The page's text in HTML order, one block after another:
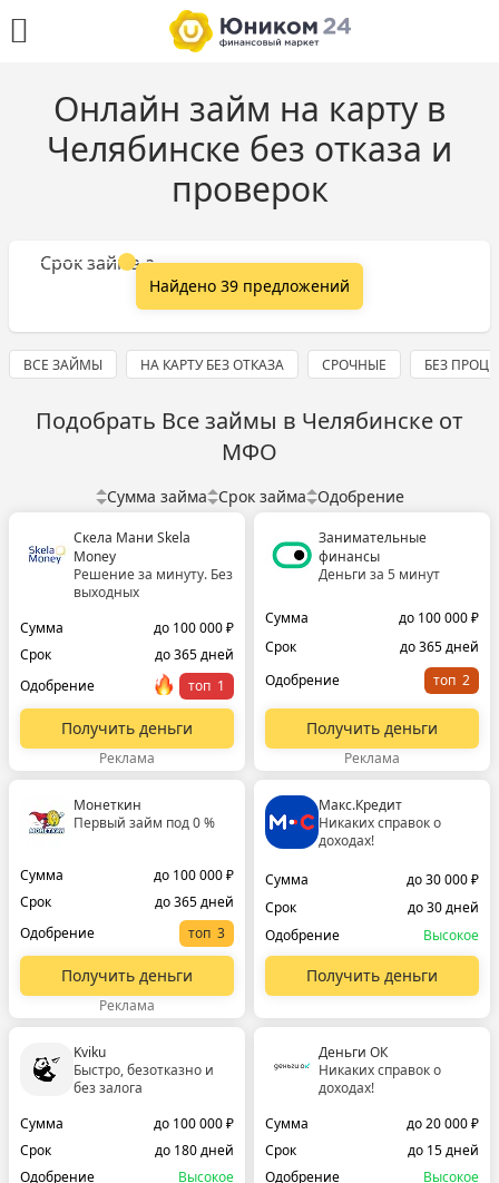
Онлайн займ на карту в
Челябинске без отказа и
проверок
Сумма займа
Срок займа
Найдено 39 предложений
ВСЕ ЗАЙМЫ НА КАРТУ БЕЗ ОТКАЗА СРОЧНЫЕ БЕЗ
Подобрать Все займы в Челябинске от
МФО
Сумма займа Срок займа Одобрение
Скела Мани Skela
Money
Решение за минуту. Без
выходных
Сумма
до 100 000 ₽
Срок
до 365 дней
Одобрение
топ
Получить деньги
Реклама
Занимательные
финансы
Деньги за 5 минут
Сумма
до 100 000 ₽
Срок
до 365 дней
Одобрение
топ
Получить деньги
Реклама
Монеткин
Первый займ под 0 %
Сумма
до 100 000 ₽
Срок
до 365 дней
Одобрение
топ
Получить деньги
Реклама
Макс.Кредит
Никаких справок о
доходах!
Сумма
до 30 000 ₽
Срок
до 30 дней
Одобрение
Высокое
Получить деньги
Kviku
Быстро, безотказно и
без залога
Сумма
до 100 000 ₽
Срок
до 180 дней
Одобрение
Высокое
Деньги ОК
Никаких справок о
доходах!
Сумма
до 20 000 ₽
Срок
до 15 дней
Одобрение
Высокое